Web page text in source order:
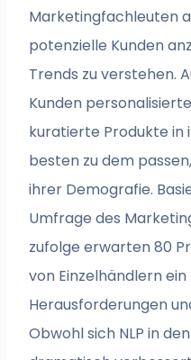
Marketingfachleuten
potenzielle Kunden
Trends zu verstehen.
Kunden
kuratierte Produkte in
besten zu dem
ihrer Demografie.
Umfrage des
zufolge erwarten 80
von Einzelhändlern
Herausforderungen
Obwohl sich NLP in